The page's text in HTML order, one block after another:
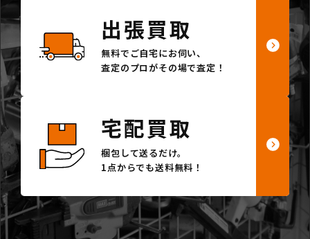
出張買取
無料でご自宅にお伺い、
査定のプロがその場で査定！
宅配買取
梱包して送るだけ。
1点からでも送料無料！